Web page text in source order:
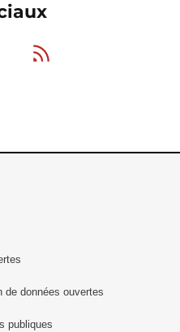
Github
de données ouvertes
publiques